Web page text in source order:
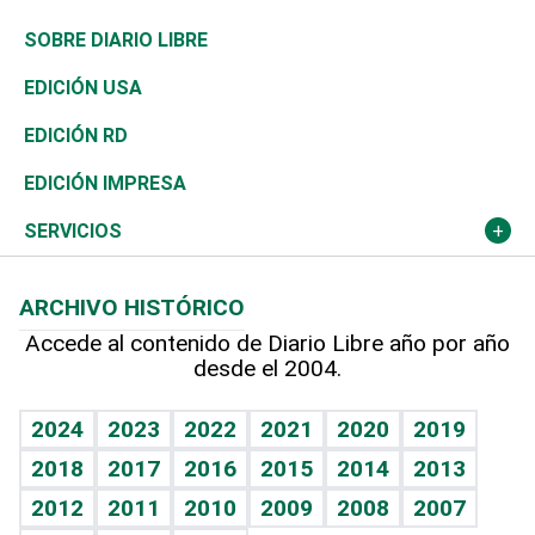
José Boquete
Reportajes
Asia
África
Ocenanía
Caribe
Resto del mundo
Consumo
Vivienda
Telecom.
Global y variable
Economía personal
Belleza
Buena Vida
Sociales
Novedades
Podcast Arte Libre
Hablando con el pediatra
Vida y familia
Eñe
Celebrando la vida
Golf
Ciclismo
Tenis
Olimpismo
Más deportes
TBT Deportivo
De buena tinta
En Directo
El Espía
Noticiero Poteleche
Columnistas
Más firmas
Clima
Tecnología
Historia
Martes de tecnología
Cambio climático
Mundo
Economía
Revista
Deportes
Opinión
Hecho en casa
Guía del dinero
SOBRE DIARIO LIBRE
EDICIÓN USA
EDICIÓN RD
EDICIÓN IMPRESA
SERVICIOS
Cumpleaños
Horóscopos
Crucigramas
ARCHIVO HISTÓRICO
Accede al contenido de Diario Libre año por año
desde el 2004.
2024 2023 2022 2021 2020
2019
2018
2017 2016 2015 2014
2013
2012
2011 2010 2009 2008
2007